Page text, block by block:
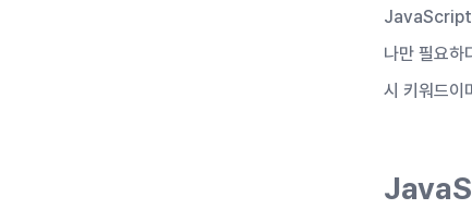
JavaScript
나만 필요하
시 키워드이